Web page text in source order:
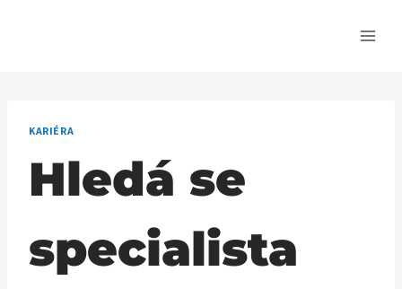
KARIÉRA
Hledá se
specialista